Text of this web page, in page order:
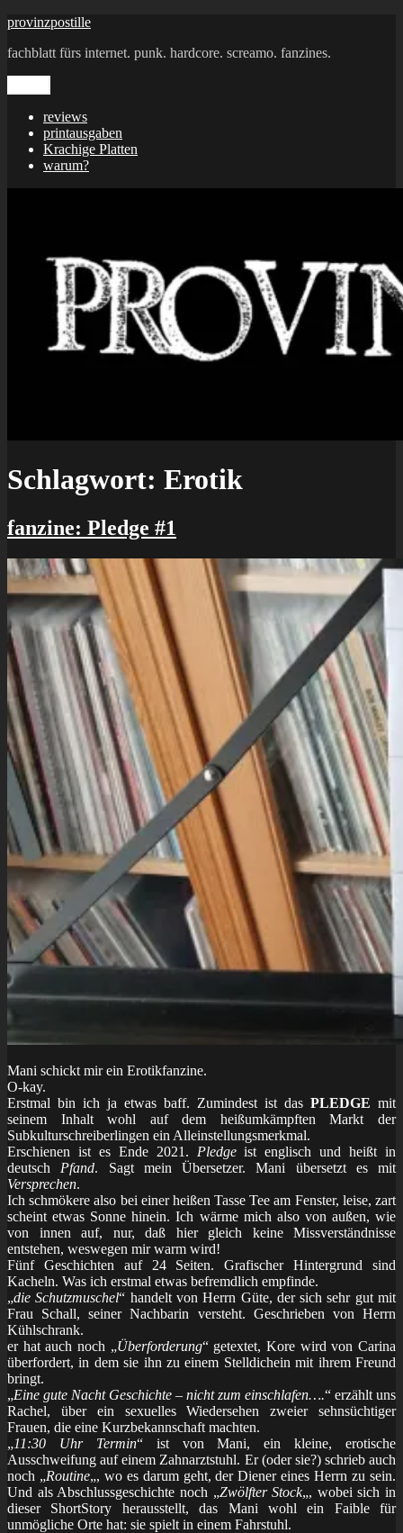
Zum
springen
provinzpostille
fachblatt fürs internet. punk. hardcore. screamo. fanzines.
reviews
printausgaben
Krachige Platten
warum?
Schlagwort: Erotik
fanzine: Pledge #1
Mani schickt mir ein Erotikfanzine.
O-kay.
Erstmal bin ich ja etwas baff. Zumindest ist das PLEDGE mit
seinem Inhalt wohl auf dem heißumkämpften Markt der
Subkulturschreiberlingen ein Alleinstellungsmerkmal.
Erschienen ist es Ende 2021. Pledgeist englisch und heißt in
deutsch Pfand. Sagt mein Übersetzer. Mani übersetzt es mit
Versprechen.
Ich schmökere also bei einer heißen Tasse Tee am Fenster, leise, zart
scheint etwas Sonne hinein. Ich wärme mich also von außen, wie
von innen auf, nur, daß hier gleich keine Missverständnisse
entstehen, weswegen mir warm wird!
Fünf Geschichten auf 24 Seiten. Grafischer Hintergrund sind
Kacheln. Was ich erstmal etwas befremdlich empfinde.
„die Schutzmuschel“ handelt von Herrn Güte, der sich sehr gut mit
Frau Schall, seiner Nachbarin versteht. Geschrieben von Herrn
Kühlschrank.
er hat auch noch „Überforderung“ getextet, Kore wird von Carina
überfordert, in dem sie ihn zu einem Stelldichein mit ihrem Freund
bringt.
„Eine gute Nacht Geschichte – nicht zum einschlafen….“ erzählt uns
Rachel, über ein sexuelles Wiedersehen zweier sehnsüchtiger
Frauen, die eine Kurzbekannschaft machten.
„11:30 Uhr Termin“ ist von Mani, ein kleine, erotische
Ausschweifung auf einem Zahnarztstuhl. Er (oder sie?) schrieb auch
noch „Routine„, wo es darum geht, der Diener eines Herrn zu sein.
Und als Abschlussgeschichte noch „Zwölfter Stock„, wobei sich in
dieser ShortStory herausstellt, das Mani wohl ein Faible für
unmögliche Orte hat: sie spielt in einem Fahrstuhl.